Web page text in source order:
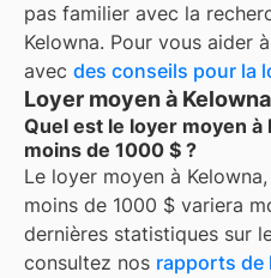
pas familier avec la
Kelowna. Pour vous aider
avec des conseils pour la
Loyer moyen à
Quel est le loyer moyen
moins de 1000 $ ?
Le loyer moyen à
moins de 1000 $ variera
dernières statistiques sur
consultez nos rapports de